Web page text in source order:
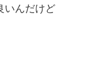
いんだけど